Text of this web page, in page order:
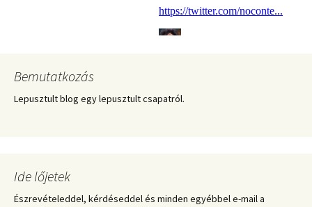
Bemutatkozás
Lepusztult blog egy lepusztult csapatról.
Ide lőjetek
Észrevételeddel, kérdéseddel és minden egyébbel e-mail a